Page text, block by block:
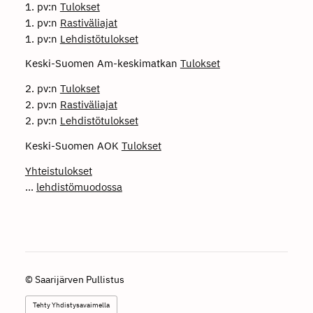
1. pv:n Tulokset
1. pv:n Rastiväliajat
1. pv:n Lehdistötulokset
Keski-Suomen Am-keskimatkan Tulokset
2. pv:n Tulokset
2. pv:n Rastiväliajat
2. pv:n Lehdistötulokset
Keski-Suomen AOK Tulokset
Yhteistulokset
... lehdistömuodossa
© Saarijärven Pullistus
Tehty Yhdistysavaimella